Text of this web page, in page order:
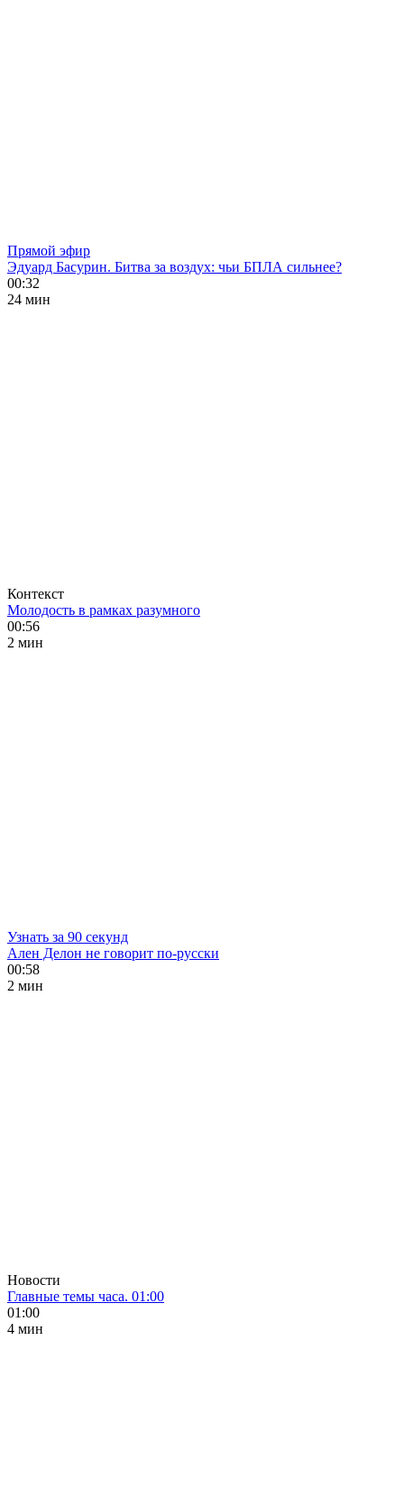
Прямой эфир
Эдуард Басурин. Битва за воздух: чьи БПЛА сильнее?
00:32
24 мин
Контекст
Молодость в рамках разумного
00:56
2 мин
Узнать за 90 секунд
Ален Делон не говорит по-русски
00:58
2 мин
Новости
Главные темы часа. 01:00
01:00
4 мин